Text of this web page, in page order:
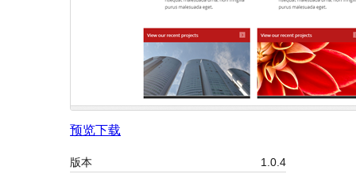
预览下载
版本
1.0.4